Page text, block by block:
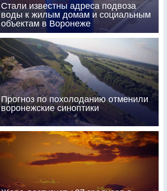
Стали известны адреса подвоза
воды к жилым домам и социальным
объектам в Воронеже
Прогноз по похолоданию отменили
воронежские синоптики